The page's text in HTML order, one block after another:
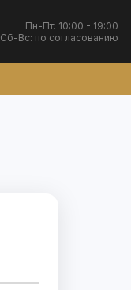
Пн-Пт: 10:00 - 19:00
Сб-Вс: по согласованию